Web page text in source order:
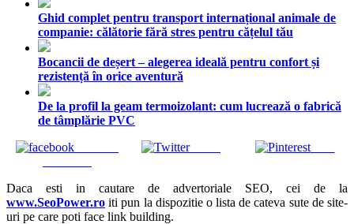
Ghid complet pentru transport internațional animale de
companie: călătorie fără stres pentru cățelul tău
Bocancii de deșert – alegerea ideală pentru confort și
rezistență în orice aventură
De la profil la geam termoizolant: cum lucrează o fabrică
de tâmplărie PVC
Tweet Save
Daca esti in cautare de advertoriale SEO, cei de la
www.SeoPower.ro iti pun la dispozitie o lista de cateva sute de site-
uri pe care poti face link building.